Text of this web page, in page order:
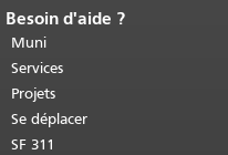
Fin du contenu de la page.
cette page se répète sur chaque
Retour au haut du contenu
Besoin d'aide ?
Muni
Services
Projets
Se déplacer
SF 311